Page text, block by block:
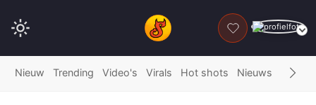
DONEER
Nieuw Trending Video's Virals Hot shots Nieuws Fails